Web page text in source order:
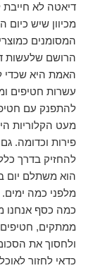
דיאטה לא חייבת
מכיוון שיש
המסומנים
הרושם שלעשות
האמת היא שכדי
עשרות חטיפים
להתפנק עם
מעט הקלוריות
פירות וכדומה.
להחזיק בדרך
הוא משתלם יום
מלפני כמה ימים.
כמה כסף אנחנו
ממתקים, חטיפים
ולחסוך את
כדאי לחזור